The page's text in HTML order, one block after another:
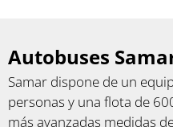
Autobuses
Samar dispone de un
personas y una flota de
más avanzadas medidas